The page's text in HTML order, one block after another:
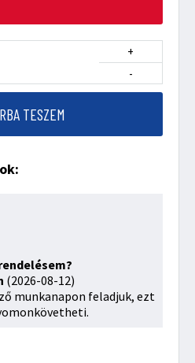
-
+
TESZEM
(2026-08-12)
munkanapon feladjuk, ezt